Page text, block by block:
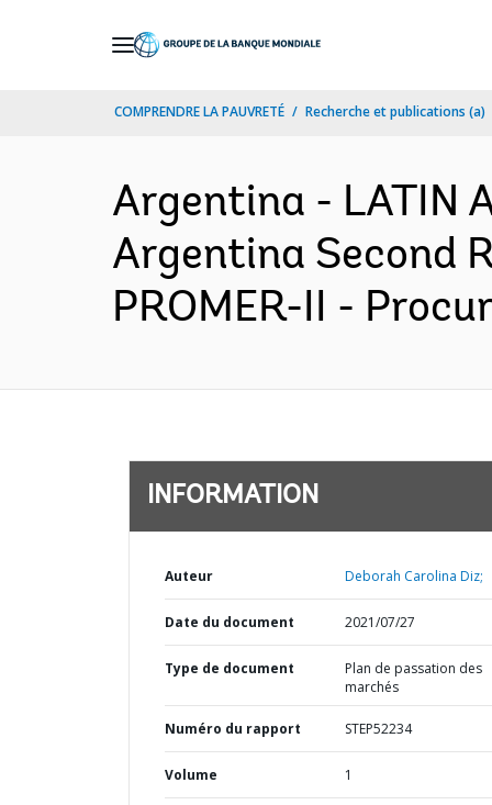
COMPRENDRE LA PAUVRETÉ Recherche et publications (a)
Argentina - LATIN
Argentina Second
PROMER-II -
INFORMATION
Auteur Deborah Carolina Diz;
Date du document 2021/07/27
Type de document
Plan de passation des
marchés
Numéro du rapport STEP52234
Volume 1